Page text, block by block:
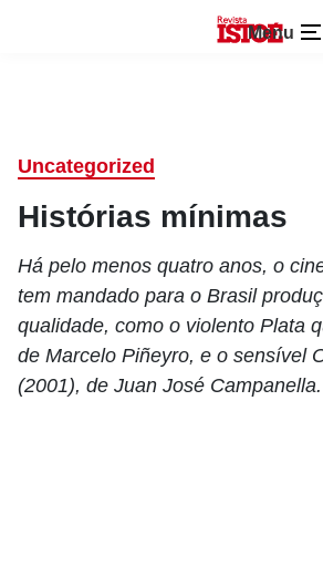
Menu
Uncategorized
Histórias mínimas
Há pelo menos quatro anos, o
tem mandado para o Brasil
qualidade, como o violento Plata
de Marcelo Piñeyro, e o sensível
(2001), de Juan José Campanella.